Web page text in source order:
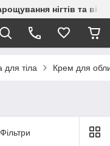
нігтів та вій
для тіла Крем для
Фільтри